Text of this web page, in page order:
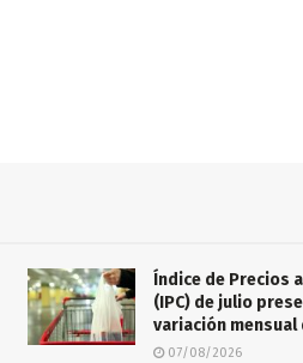
Índice de Precios
(IPC) de julio
variación mensual
07/08/2026